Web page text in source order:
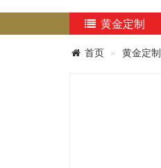
黄金定制
首页 黄金定制